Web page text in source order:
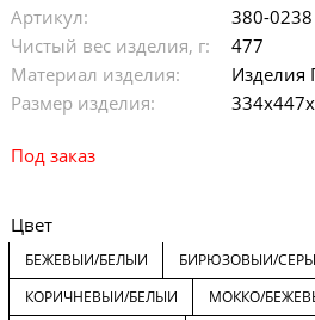
Артикул:
380-0238
Чистый вес изделия, г:
477
Материал изделия:
Изделия
Размер изделия:
Под заказ
Цвет
БЕЖЕВЫЙ/БЕЛЫЙ
БИРЮЗОВЫЙ/
КОРИЧНЕВЫЙ/БЕЛЫЙ
МОККО/